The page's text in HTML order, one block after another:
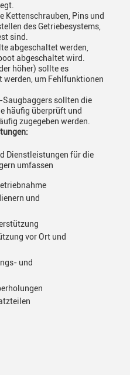
Kettenschrauben, Pins und
des Getriebesystems,
sind.
abgeschaltet werden,
abgeschaltet wird.
höher) sollte es
werden, um Fehlfunktionen
Saugbaggers sollten die
häufig überprüft und
zugegeben werden.
Dienstleistungen für die
umfassen
und
vor Ort und
und